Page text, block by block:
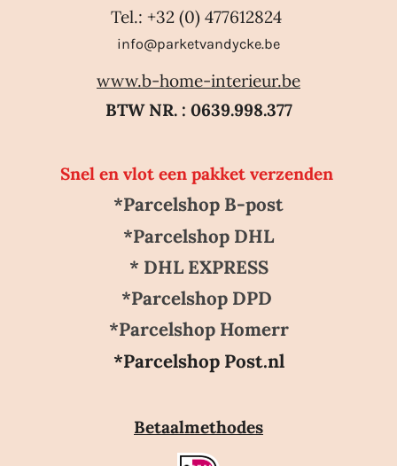
Tel.: +32 (0) 477612824
info@parketvandycke.be
www.b-home-interieur.be
BTW NR. : 0639.998.377
Snel en vlot een pakket verzenden
*Parcelshop B-post
*Parcelshop DHL
* DHL EXPRESS
*Parcelshop DPD
*Parcelshop Homerr
*Parcelshop Post.nl
Betaalmethodes